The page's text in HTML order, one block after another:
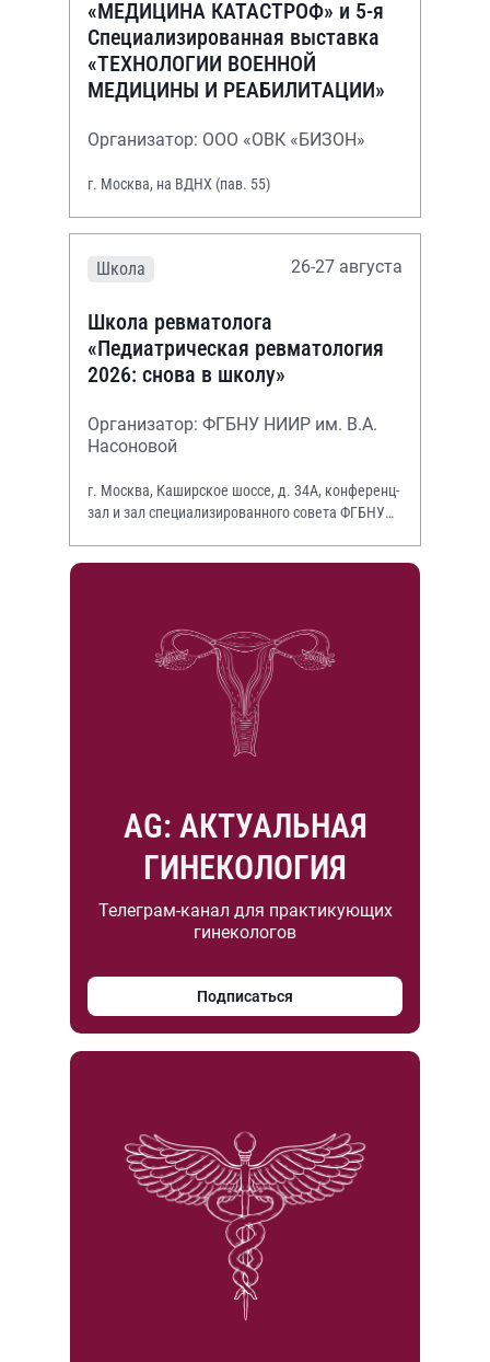
«МЕДИЦИНА КАТАСТРОФ» и 5-я
Специализированная выставка
«ТЕХНОЛОГИИ ВОЕННОЙ
МЕДИЦИНЫ И РЕАБИЛИТАЦИИ»
Организатор: ООО «ОВК «БИЗОН»
г. Москва, на ВДНХ (пав. 55)
Школа 26-27 августа
Школа ревматолога
«Педиатрическая ревматология
2026: снова в школу»
Организатор: ФГБНУ НИИР им. В.А.
Насоновой
г. Москва, Каширское шоссе, д. 34А, конференц-
зал и зал специализированного совета ФГБНУ
AG: АКТУАЛЬНАЯ
ГИНЕКОЛОГИЯ
Телеграм-канал для практикующих
гинекологов
Подписаться